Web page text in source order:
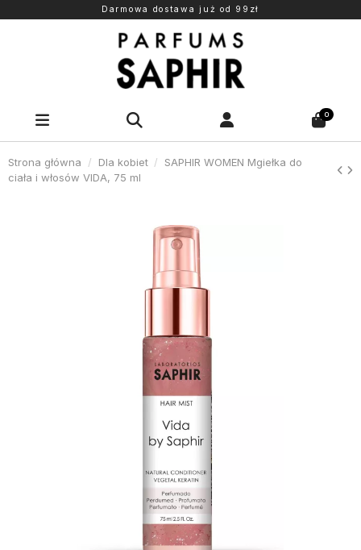
Darmowa dostawa już od 99zł
0
Strona główna Dla kobiet
SAPHIR WOMEN Mgiełka do
ciała i włosów VIDA, 75 ml